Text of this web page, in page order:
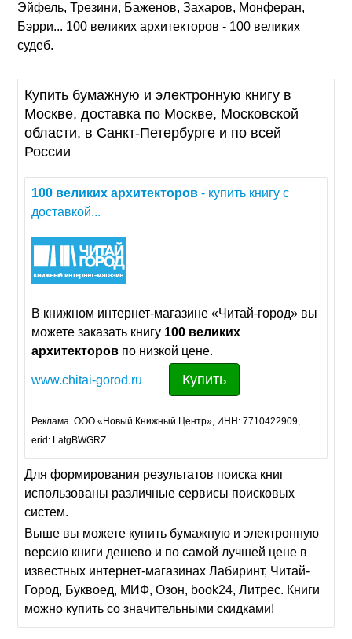
Эйфель, Трезини, Баженов, Захаров, Монферан,
Бэрри... 100 великих архитекторов - 100 великих
судеб.
Купить бумажную и электронную книгу в
Москве, доставка по Москве, Московской
области, в Санкт-Петербурге и по всей
России
100 великих архитекторов - купить книгу с
доставкой...
В книжном интернет-магазине «Читай-город» вы
можете заказать книгу 100 великих
архитекторов по низкой цене.
www.chitai-gorod.ru Купить
Реклама. ООО «Новый Книжный Центр», ИНН: 7710422909,
erid: LatgBWGRZ.
Для формирования результатов поиска книг
использованы различные сервисы поисковых
систем.
Выше вы можете купить бумажную и электронную
версию книги дешево и по самой лучшей цене в
известных интернет-магазинах Лабиринт, Читай-
Город, Буквоед, МИФ, Озон, book24, Литрес. Книги
можно купить со значительными скидками!